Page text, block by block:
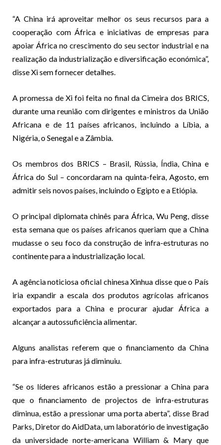
“A China irá aproveitar melhor os seus recursos para a
cooperação com África e iniciativas de empresas para
apoiar África no crescimento do seu sector industrial e na
realização da industrialização e diversificação económica”,
disse Xi sem fornecer detalhes.
A promessa de Xi foi feita no final da Cimeira dos BRICS,
durante uma reunião com dirigentes e ministros da União
Africana e de 11 países africanos, incluindo a Líbia, a
Nigéria, o Senegal e a Zâmbia.
Os membros dos BRICS – Brasil, Rússia, Índia, China e
África do Sul – concordaram na quinta-feira, Agosto, em
admitir seis novos países, incluindo o Egipto e a Etiópia.
O principal diplomata chinês para África, Wu Peng, disse
esta semana que os países africanos queriam que a China
mudasse o seu foco da construção de infra-estruturas no
continente para a industrialização local.
A agência noticiosa oficial chinesa Xinhua disse que o País
iria expandir a escala dos produtos agrícolas africanos
exportados para a China e procurar ajudar África a
alcançar a autossuficiência alimentar.
Alguns analistas referem que o financiamento da China
para infra-estruturas já diminuiu.
“Se os líderes africanos estão a pressionar a China para
que o financiamento de projectos de infra-estruturas
diminua, estão a pressionar uma porta aberta”, disse Brad
Parks, Diretor do AidData, um laboratório de investigação
da universidade norte-americana William & Mary que